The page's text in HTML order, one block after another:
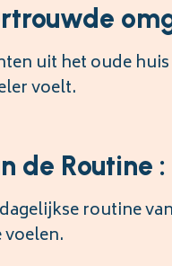
uit het oude
voelt.
de Routine :
routine